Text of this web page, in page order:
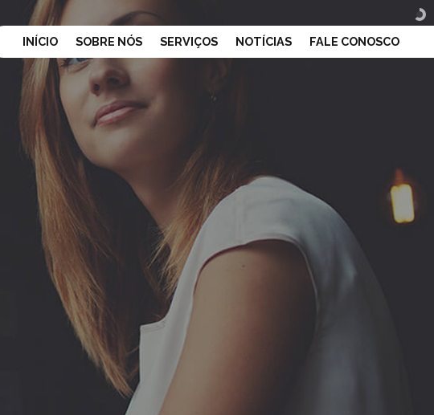
INÍCIO SOBRE NÓS SERVIÇOS NOTÍCIAS FALE CONOSCO